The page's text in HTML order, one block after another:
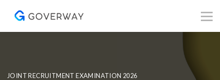
JOINT RECRUITMENT EXAMINATION 2026